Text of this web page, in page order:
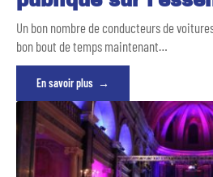
Un bon nombre de conducteurs de
bon bout de temps maintenant…
En savoir plus